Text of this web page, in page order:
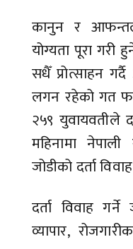
कानुन र
योग्यता पूरा गरी
सधैँ प्रोत्साहन
लगन रहेको गत
२५९ युवायवतीले
महिनामा
जोडीको दर्ता
दर्ता विवाह
व्यापार,